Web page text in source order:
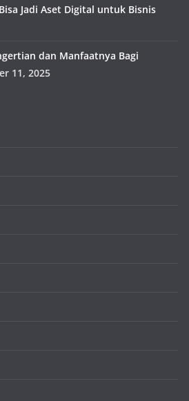
Jadi Aset Digital untuk Bisnis
dan Manfaatnya Bagi
11, 2025